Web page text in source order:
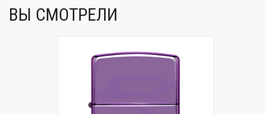
ВЫ СМОТРЕЛИ